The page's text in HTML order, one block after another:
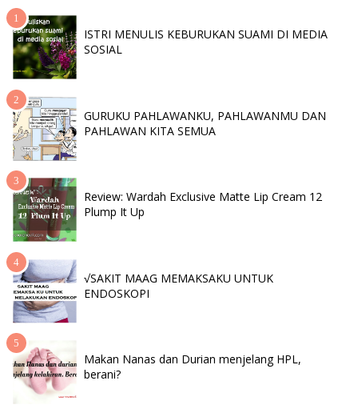
ISTRI MENULIS KEBURUKAN SUAMI DI MEDIA
SOSIAL
GURUKU PAHLAWANKU, PAHLAWANMU DAN
PAHLAWAN KITA SEMUA
Review: Wardah Exclusive Matte Lip Cream 12
Plump It Up
√SAKIT MAAG MEMAKSAKU UNTUK
ENDOSKOPI
Makan Nanas dan Durian menjelang HPL,
berani?